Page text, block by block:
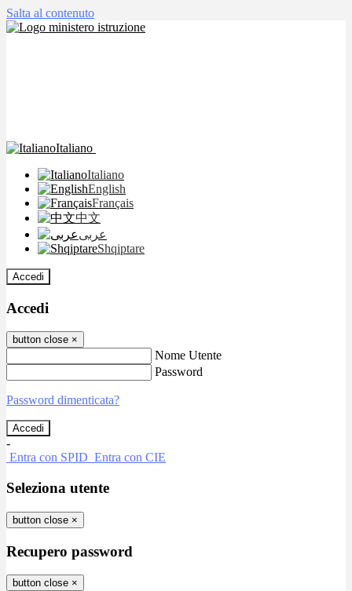
Salta al contenuto
Italiano
Italiano
English
Français
中文
عربى
Shqiptare
Accedi
Accedi
button close ×
Nome Utente
Password
Password dimenticata?
-
Entra con SPID Entra con CIE
Seleziona utente
button close ×
Recupero password
button close ×